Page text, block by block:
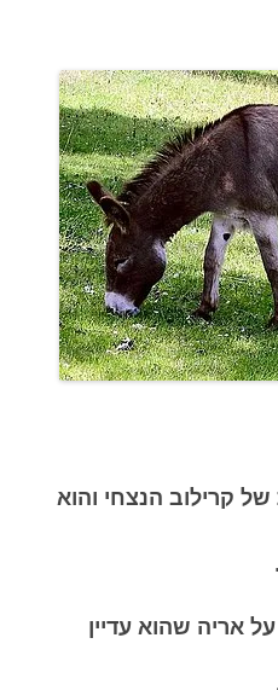
קרילוב הנצחי והוא
אריה שהוא עדיין